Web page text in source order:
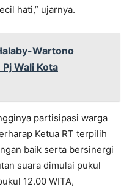
hati,” ujarnya.
Wartono
Wali Kota
partisipasi warga
Ketua RT terpilih
baik serta bersinergi
suara dimulai pukul
12.00 WITA,